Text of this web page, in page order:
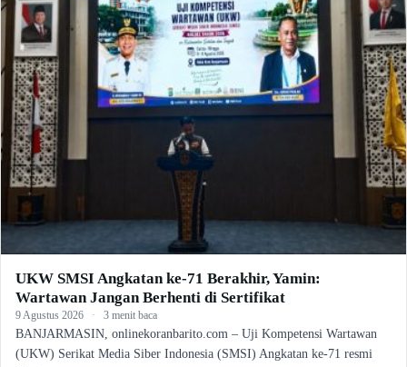
UKW SMSI Angkatan ke-71 Berakhir, Yamin:
Wartawan Jangan Berhenti di Sertifikat
9 Agustus 2026 · 3 menit baca
BANJARMASIN, onlinekoranbarito.com – Uji Kompetensi Wartawan
(UKW) Serikat Media Siber Indonesia (SMSI) Angkatan ke-71 resmi